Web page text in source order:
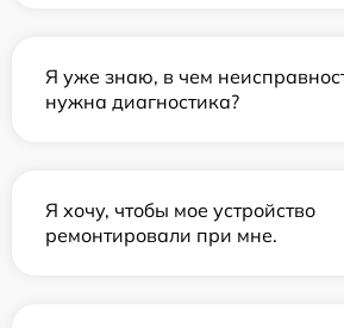
Я уже знаю, в чем
нужна диагностика?
Я хочу, чтобы мое устройство
ремонтировали при мне.